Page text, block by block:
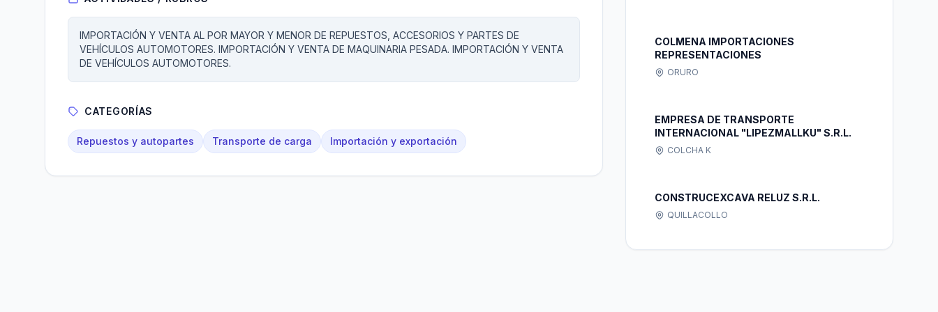
IMPORTACIÓN Y VENTA AL POR MAYOR Y MENOR DE REPUESTOS, ACCESORIOS Y PARTES DE
VEHÍCULOS AUTOMOTORES. IMPORTACIÓN Y VENTA DE MAQUINARIA PESADA. IMPORTACIÓN Y VENTA
DE VEHÍCULOS AUTOMOTORES.
CATEGORÍAS
Repuestos y autopartes Transporte de carga Importación y exportación
COLMENA IMPORTACIONES
REPRESENTACIONES
ORURO
EMPRESA DE TRANSPORTE
INTERNACIONAL "LIPEZMALLKU" S.R.L.
COLCHA K
CONSTRUCEXCAVA RELUZ S.R.L.
QUILLACOLLO